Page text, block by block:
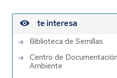
te interesa
Biblioteca de Semillas
Centro de
Ambiente